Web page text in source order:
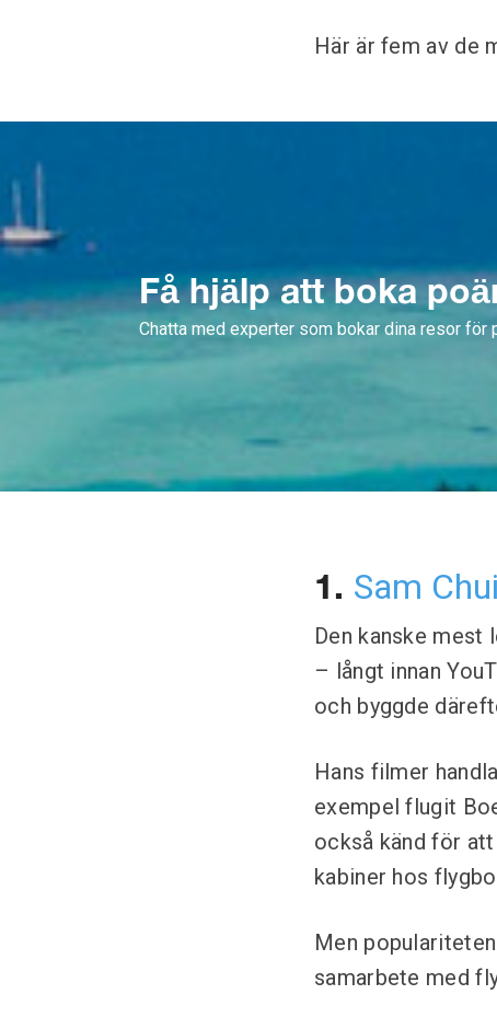
Här är fem av de
Få hjälp att boka
Chatta med experter som bokar dina resor för
1. Sam Chui
Den kanske mest
– långt innan
och byggde
Hans filmer
exempel flugit
också känd för
kabiner hos
Men
samarbete med